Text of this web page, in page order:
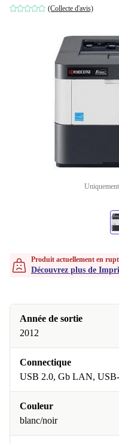
(Collecte d'avis)
Produit actuellement en
Découvrez plus de
Année de sortie
2012
Connectique
USB 2.0, Gb LAN,
Couleur
blanc/noir